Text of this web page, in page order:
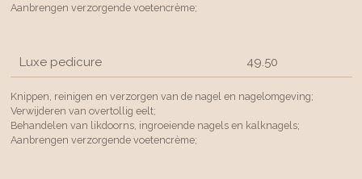
Aanbrengen verzorgende voetencrème;
Luxe pedicure 49.50
Knippen, reinigen en verzorgen van de nagel en nagelomgeving;
Verwijderen van overtollig eelt;
Behandelen van likdoorns, ingroeiende nagels en kalknagels;
Aanbrengen verzorgende voetencrème;